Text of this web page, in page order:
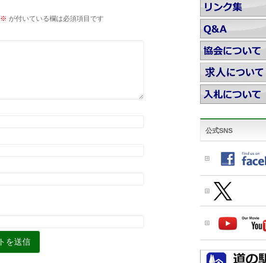
※ が付いている欄は必須項目です
公式SNS